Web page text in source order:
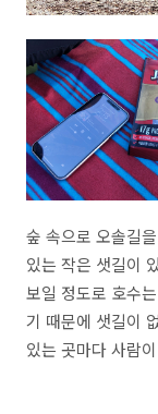
숲 속으로 오솔길
있는 작은 샛길이
보일 정도로 호수
기 때문에 샛길이
있는 곳마다 사람